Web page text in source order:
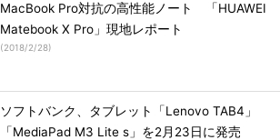
MacBook Pro対抗の高性能ノート 「HUAWEI
Matebook X Pro」現地レポート
(2018/2/28)
ソフトバンク、タブレット「Lenovo TAB4」
「MediaPad M3 Lite s」を2月23日に発売